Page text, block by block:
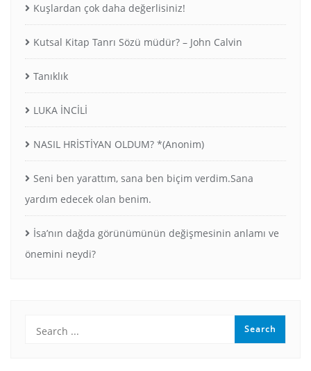
Kuşlardan çok daha değerlisiniz!
Kutsal Kitap Tanrı Sözü müdür? – John Calvin
Tanıklık
LUKA İNCİLİ
NASIL HRİSTİYAN OLDUM? *(Anonim)
Seni ben yarattım, sana ben biçim verdim.Sana
yardım edecek olan benim.
İsa’nın dağda görünümünün değişmesinin anlamı ve
önemini neydi?